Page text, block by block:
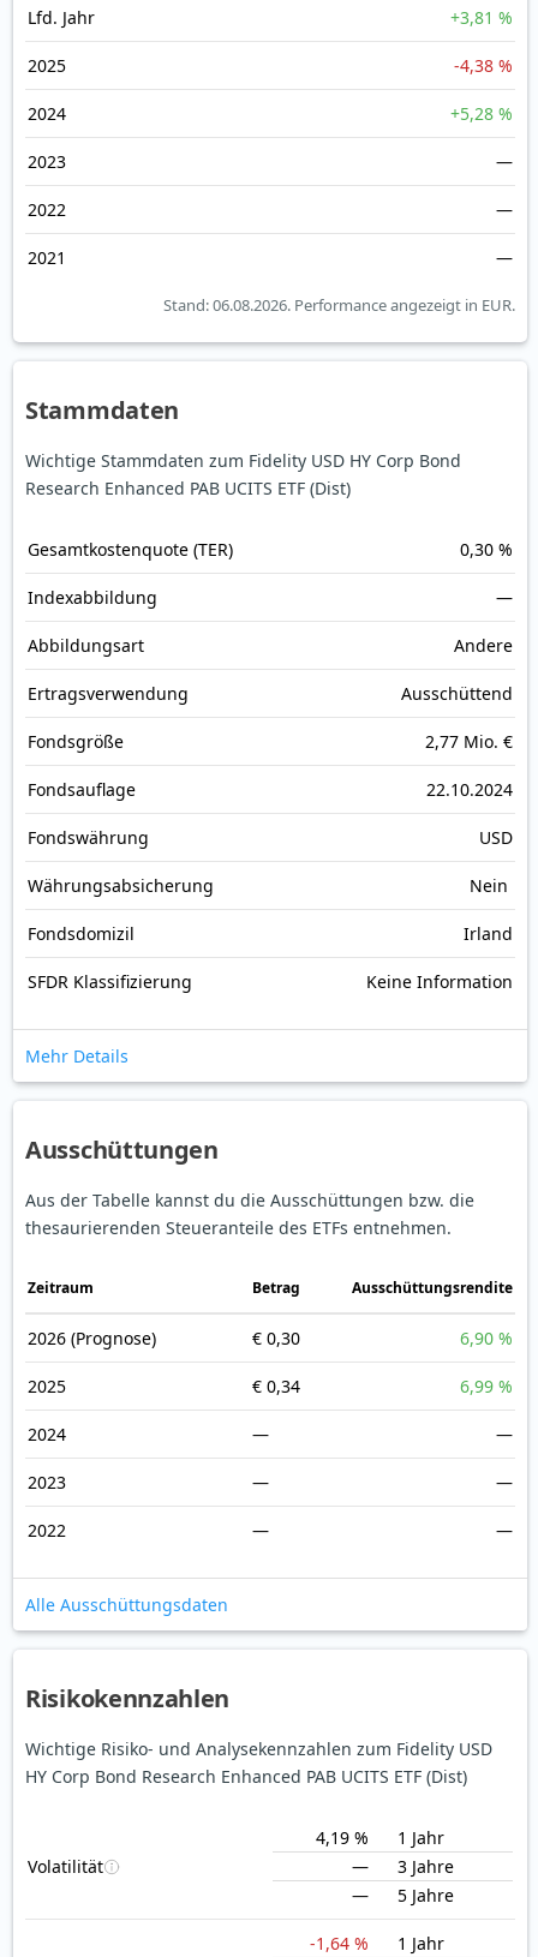
Lfd. Jahr +3,81 %
2025 -4,38 %
2024 +5,28 %
2023 —
2022 —
2021 —
Stand: 06.08.2026. Performance angezeigt in EUR.
Stammdaten
Wichtige Stammdaten zum Fidelity USD HY Corp Bond
Research Enhanced PAB UCITS ETF (Dist)
Gesamt­kosten­quote (TER) 0,30 %
Index­abbildung —
Abbildungs­art Andere
Ertrags­verwendung Ausschüttend
Fonds­größe 2,77 Mio. €
Fonds­auflage 22.10.2024
Fonds­währung USD
Währungsabsicherung Nein
Fondsdomizil Irland
SFDR Klassifizierung Keine Information
Mehr Details
Ausschüttungen
Aus der Tabelle kannst du die Ausschüttungen bzw. die
thesaurierenden Steueranteile des ETFs entnehmen.
Zeitraum Betrag Ausschüttungsrendite
2026 (Prognose) € 0,30 6,90 %
2025 € 0,34 6,99 %
2024 — —
2023 — —
2022 — —
Alle Ausschüttungsdaten
Risikokennzahlen
Wichtige Risiko- und Analysekennzahlen zum Fidelity USD
HY Corp Bond Research Enhanced PAB UCITS ETF (Dist)
Volatilität
4,19 %
1 Jahr
—
3 Jahre
—
5 Jahre
-1,64 %
1 Jahr